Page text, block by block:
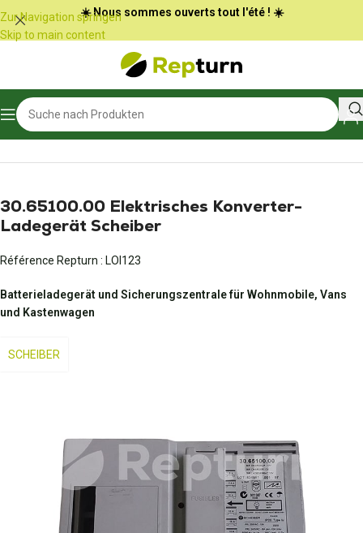
Cookie-Einstellungen
Zur Navigation springen
Skip to main content
☀️ Nous sommes ouverts tout l'été ! ☀️
Start/Wohnmobile und Vans
30.65100.00 Elektrisches Konverter-
Ladegerät Scheiber
Référence Repturn : LOI123
Batterieladegerät und Sicherungszentrale für Wohnmobile, Vans
und Kastenwagen
SCHEIBER